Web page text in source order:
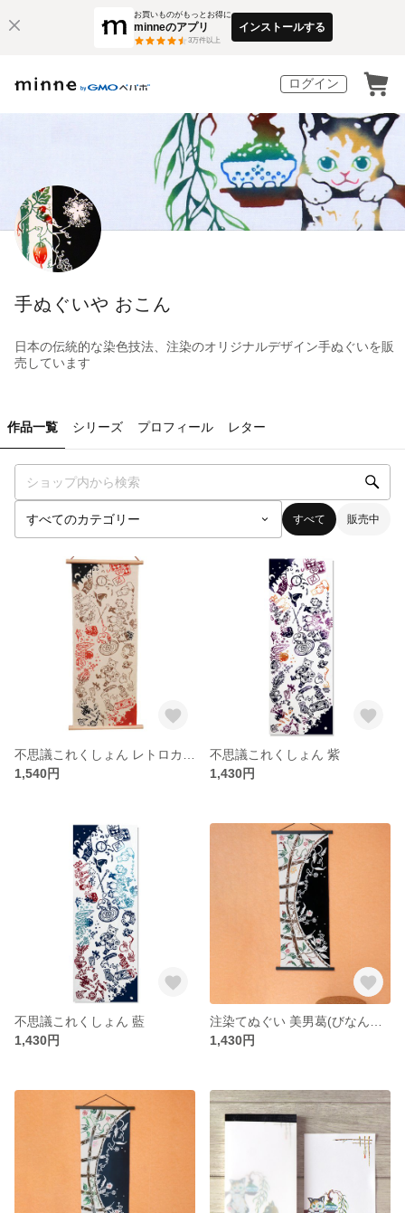
お買いものがもっとお得に
minneのアプリ
3万件以上
インストールする
ログイン
手ぬぐいや おこん
日本の伝統的な染色技法、注染のオリジナルデザイン手ぬぐいを販
売しています
作品一覧 シリーズ プロフィール レター
すべて 販売中
1,540円
不思議これくしょん 紫
1,430円
不思議これくしょん 藍
1,430円
1,430円